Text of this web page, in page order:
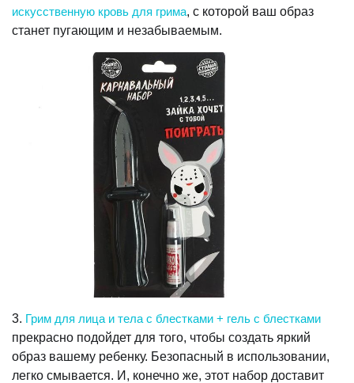
искусственную кровь для грима, с которой ваш образ
станет пугающим и незабываемым.
3. Грим для лица и тела с блестками + гель с блестками
прекрасно подойдет для того, чтобы создать яркий
образ вашему ребенку. Безопасный в использовании,
легко смывается. И, конечно же, этот набор доставит